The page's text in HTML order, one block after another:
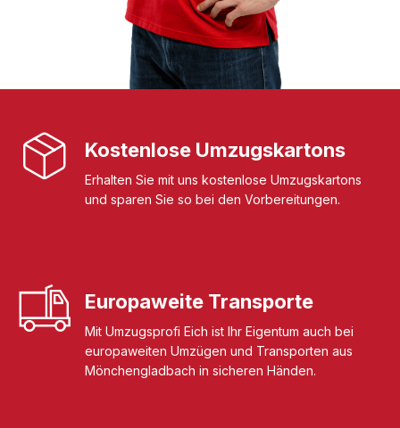
Kostenlose Umzugskartons
Erhalten Sie mit uns kostenlose Umzugskartons
und sparen Sie so bei den Vorbereitungen.
Europaweite Transporte
Mit Umzugsprofi Eich ist Ihr Eigentum auch bei
europaweiten Umzügen und Transporten aus
Mönchengladbach in sicheren Händen.